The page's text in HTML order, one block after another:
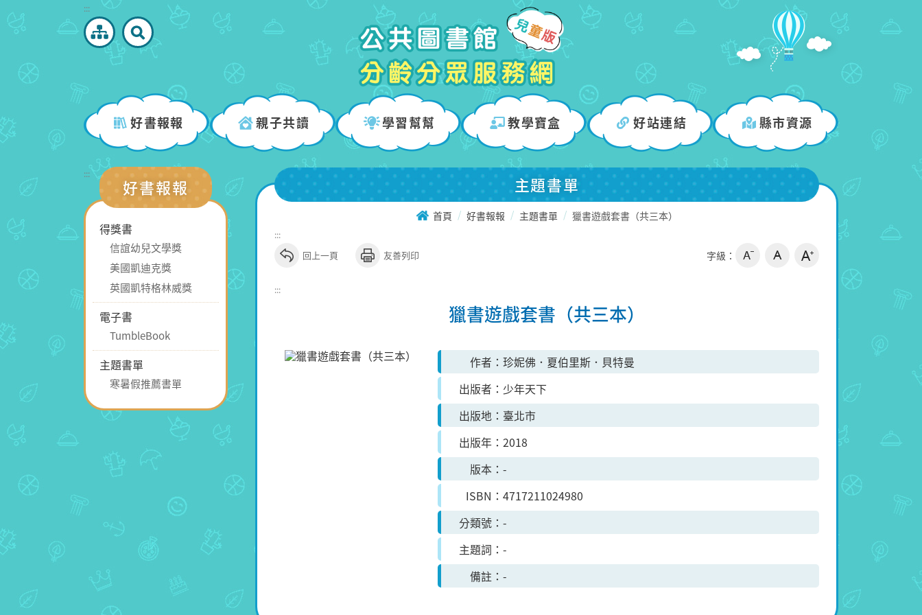
到
塊
:::
好書報報 親子共讀 學習幫幫 教學寶盒 好站連結 縣市資源
:::
好書報報
得獎書
信誼幼兒文學獎
美國凱迪克獎
英國凱特格林威獎
電子書
TumbleBook
主題書單
寒暑假推薦書單
主題書單
首頁 好書報報 主題書單 獵書遊戲套書（共三本）
:::
回上一頁 友善列印 字級：
:::
獵書遊戲套書（共三本）
作者
珍妮佛．夏伯里斯．貝特曼
出版者
少年天下
出版地
臺北市
出版年
2018
版本
-
ISBN
4717211024980
分類號
-
主題詞
-
備註
-